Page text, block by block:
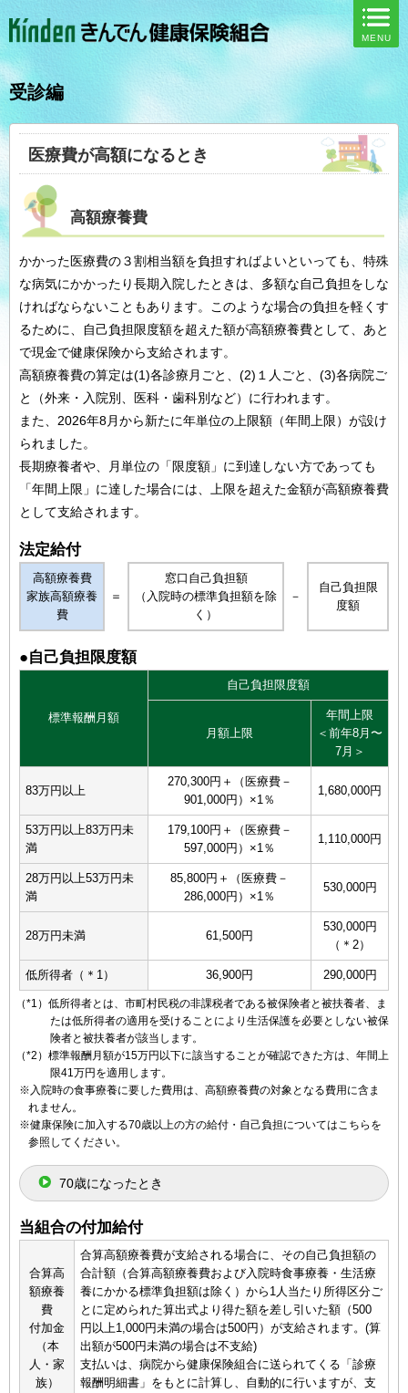
MENU
受診編
医療費が高額になるとき
高額療養費
かかった医療費の３割相当額を負担すればよいといっても、特殊
な病気にかかったり長期入院したときは、多額な自己負担をしな
ければならないこともあります。このような場合の負担を軽くす
るために、自己負担限度額を超えた額が高額療養費として、あと
で現金で健康保険から支給されます。
高額療養費の算定は(1)各診療月ごと、(2)１人ごと、(3)各病院ご
と（外来・入院別、医科・歯科別など）に行われます。
また、2026年8月から新たに年単位の上限額（年間上限）が設け
られました。
長期療養者や、月単位の「限度額」に到達しない方であっても
「年間上限」に達した場合には、上限を超えた金額が高額療養費
として支給されます。
法定給付
高額療養費
家族高額療養
費
＝
窓口自己負担額
（入院時の標準負担額を除
く）
－
自己負担限
度額
●自己負担限度額
標準報酬月額
自己負担限度額
月額上限
年間上限
＜前年8月〜
7月＞
83万円以上
270,300円＋（医療費－
901,000円）×1％
1,680,000円
53万円以上83万円未
満
179,100円＋（医療費－
597,000円）×1％
1,110,000円
28万円以上53万円未
満
85,800円＋（医療費－
286,000円）×1％
530,000円
28万円未満 61,500円
530,000円
（＊2）
低所得者（＊1） 36,900円 290,000円
（*1）低所得者とは、市町村民税の非課税者である被保険者と被扶養者、ま
たは低所得者の適用を受けることにより生活保護を必要としない被保
険者と被扶養者が該当します。
（*2）標準報酬月額が15万円以下に該当することが確認できた方は、年間上
限41万円を適用します。
※入院時の食事療養に要した費用は、高額療養費の対象となる費用に含ま
れません。
※健康保険に加入する70歳以上の方の給付・自己負担についてはこちらを
参照してください。
70歳になったとき
当組合の付加給付
合算高
額療養
費
付加金
（本
人・家
族）
合算高額療養費が支給される場合に、その自己負担額の
合計額（合算高額療養費および入院時食事療養・生活療
養にかかる標準負担額は除く）から1人当たり所得区分ご
とに定められた算出式より得た額を差し引いた額（500
円以上1,000円未満の場合は500円）が支給されます。(算
出額が500円未満の場合は不支給)
支払いは、病院から健康保険組合に送られてくる「診療
報酬明細書」をもとに計算し、自動的に行いますが、支